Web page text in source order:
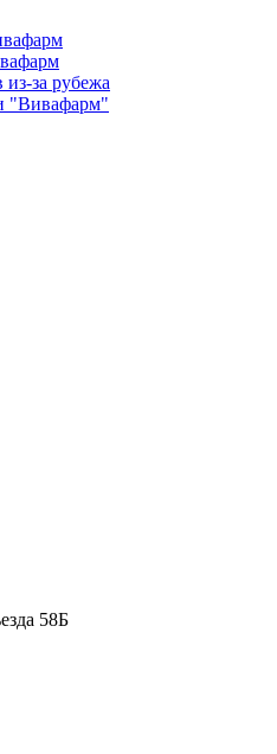
из-за рубежа
"Вивафарм"
58Б